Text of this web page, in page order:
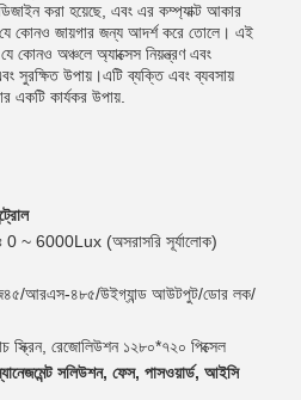
করা হয়েছে, এবং এর কম্প্যাক্ট আকার
কোনও জায়গার জন্য আদর্শ করে তোলে। এই
কোনও অঞ্চলে অ্যাক্সেস নিয়ন্ত্রণ এবং
সুরক্ষিত উপায়।এটি ব্যক্তি এবং ব্যবসায়
একটি কার্যকর উপায়.
0 ~ 6000Lux (অসরাসরি সূর্যালোক)
আরএস-৪৮৫/উইগ্যান্ড আউটপুট/ডোর লক/
স্ক্রিন, রেজোলিউশন ১২৮০*৭২০ পিক্সেল
সলিউশন, ফেস, পাসওয়ার্ড, আইসি